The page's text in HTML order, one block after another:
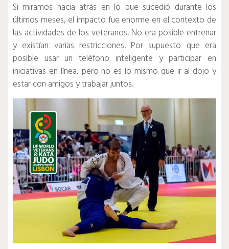
Si miramos hacia atrás en lo que sucedió durante los
últimos meses, el impacto fue enorme en el contexto de
las actividades de los veteranos. No era posible entrenar
y existían varias restricciones. Por supuesto que era
posible usar un teléfono inteligente y participar en
iniciativas en línea, pero no es lo mismo que ir al dojo y
estar con amigos y trabajar juntos.